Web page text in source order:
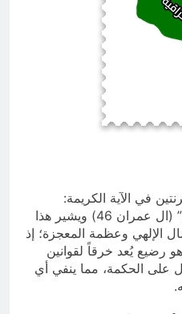
15 ساعة Ago
إلى أين؟ الطريق إلى
يبدأ من خلف أبوابها
20 ساعة Ago
في الآية الكريمة:
“وَيُكَلِّمُ النَّاسَ فِي الْمَهْدِ وَكَهْلًا” (ال عمران 46) ويشير هذا
الإلهي وعظمة المعجزة؛ إذ
رضيع يُعد خرقاً لقوانين
على الحكمة، مما ينفي أي